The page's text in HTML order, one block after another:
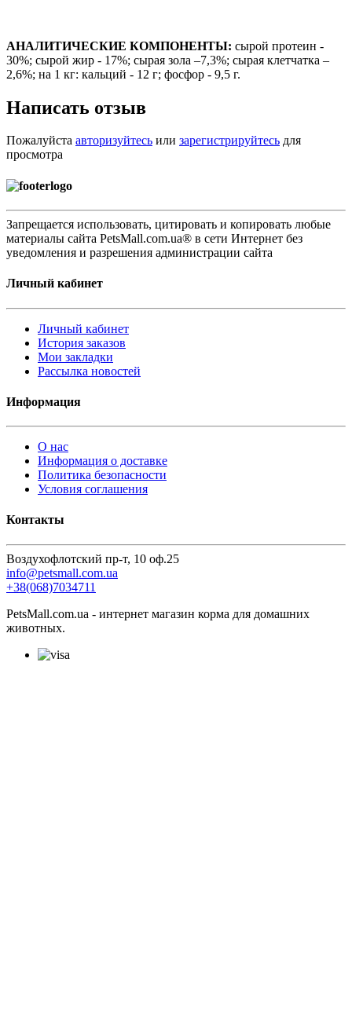
АНАЛИТИЧЕСКИЕ КОМПОНЕНТЫ: сырой протеин -
30%; сырой жир - 17%; сырая зола –7,3%; сырая клетчатка –
2,6%; на 1 кг: кальций - 12 г; фосфор - 9,5 г.
Написать отзыв
Пожалуйста авторизуйтесь или зарегистрируйтесь для
просмотра
Запрещается использовать, цитировать и копировать любые
материалы сайта PetsMall.com.ua® в сети Интернет без
уведомления и разрешения администрации сайта
Личный кабинет
Личный кабинет
История заказов
Мои закладки
Рассылка новостей
Информация
О нас
Информация о доставке
Политика безопасности
Условия соглашения
Контакты
Воздухофлотский пр-т, 10 оф.25
info@petsmall.com.ua
+38(068)7034711
PetsMall.com.ua - интернет магазин корма для домашних
животных.